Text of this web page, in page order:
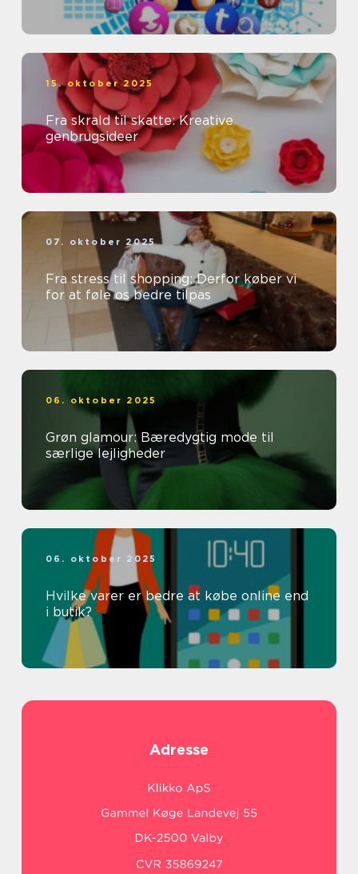
15. oktober 2025
Fra skrald til skatte: Kreative
genbrugsideer
07. oktober 2025
Fra stress til shopping: Derfor køber vi
for at føle os bedre tilpas
06. oktober 2025
Grøn glamour: Bæredygtig mode til
særlige lejligheder
06. oktober 2025
Hvilke varer er bedre at købe online end
i butik?
Adresse